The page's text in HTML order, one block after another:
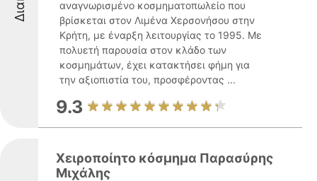
αναγνωρισμένο κοσμηματοπωλείο που
βρίσκεται στον Λιμένα Χερσονήσου στην
Κρήτη, με έναρξη λειτουργίας το 1995. Με
πολυετή παρουσία στον κλάδο των
κοσμημάτων, έχει κατακτήσει φήμη για
την αξιοπιστία του, προσφέροντας ...
9.3
Χειροποίητο κόσμημα Παρασύρης
Μιχάλης